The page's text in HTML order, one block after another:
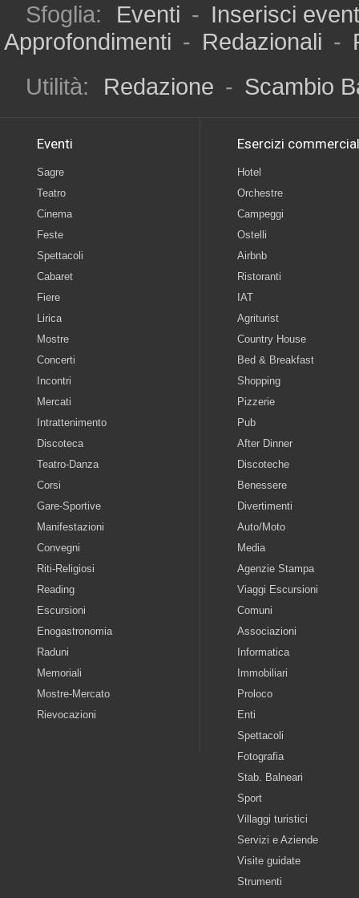
Sfoglia: Eventi - Inserisci
Approfondimenti - Redazionali -
Utilità:
Redazione - Scambio
Eventi
Sagre
Teatro
Cinema
Feste
Spettacoli
Cabaret
Fiere
Lirica
Mostre
Concerti
Incontri
Mercati
Intrattenimento
Discoteca
Teatro-Danza
Corsi
Gare-Sportive
Manifestazioni
Convegni
Riti-Religiosi
Reading
Escursioni
Enogastronomia
Raduni
Memoriali
Mostre-Mercato
Rievocazioni
Esercizi
Hotel
Orchestre
Campeggi
Ostelli
Airbnb
Ristoranti
IAT
Agriturist
Country House
Bed & Breakfast
Shopping
Pizzerie
Pub
After Dinner
Discoteche
Benessere
Divertimenti
Auto/Moto
Media
Agenzie Stampa
Viaggi Escursioni
Comuni
Associazioni
Informatica
Immobiliari
Proloco
Enti
Spettacoli
Fotografia
Stab. Balneari
Sport
Villaggi turistici
Servizi e Aziende
Visite guidate
Strumenti